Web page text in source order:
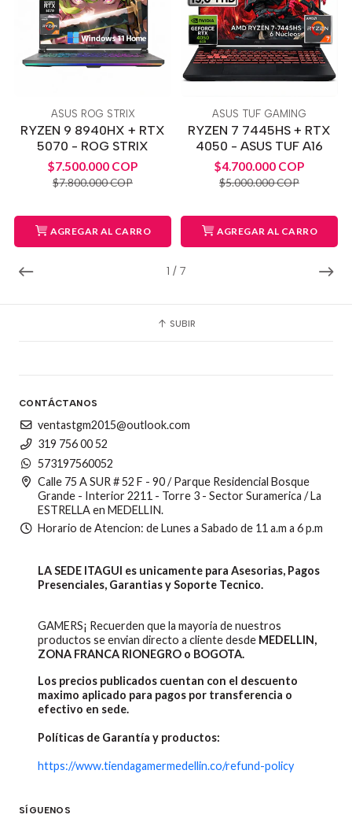
1 / 7
ASUS ROG STRIX
RYZEN 9 8940HX + RTX
5070 - ROG STRIX
$7.500.000 COP
$7.800.000 COP
AGREGAR AL CARRO
ASUS TUF GAMING
RYZEN 7 7445HS + RTX
4050 - ASUS TUF A16
$4.700.000 COP
$5.000.000 COP
AGREGAR AL CARRO
SUBIR
CONTÁCTANOS
ventastgm2015@outlook.com
319 756 00 52
573197560052
Calle 75 A SUR # 52 F - 90 / Parque Residencial Bosque
Grande - Interior 2211 - Torre 3 - Sector Suramerica / La
ESTRELLA en MEDELLIN.
Horario de Atencion: de Lunes a Sabado de 11 a.m a 6 p.m
LA SEDE ITAGUI es unicamente para Asesorias, Pagos
Presenciales, Garantias y Soporte Tecnico.
GAMERS¡ Recuerden que la mayoria de nuestros
productos se envian directo a cliente desde MEDELLIN,
ZONA FRANCA RIONEGRO o BOGOTA.
Los precios publicados cuentan con el descuento
maximo aplicado para pagos por transferencia o
efectivo en sede.
Políticas de Garantía y productos:
https://www.tiendagamermedellin.co/refund-policy
SÍGUENOS